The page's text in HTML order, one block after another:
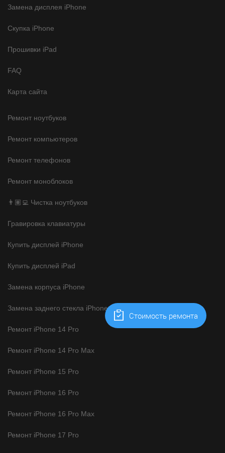
Замена дисплея iPhone
Скупка iPhone
Прошивки iPad
FAQ
Карта сайта
Ремонт ноутбуков
Ремонт компьютеров
Ремонт телефонов
Ремонт моноблоков
👨🏽‍💻 Чистка ноутбуков
Гравировка клавиатуры
Купить дисплей iPhone
Купить дисплей iPad
Замена корпуса iPhone
Замена заднего стекла iPhone
Ремонт iPhone 14 Pro
Ремонт iPhone 14 Pro Max
Ремонт iPhone 15 Pro
Ремонт iPhone 16 Pro
Ремонт iPhone 16 Pro Max
Ремонт iPhone 17 Pro
Cтоимость ремонта